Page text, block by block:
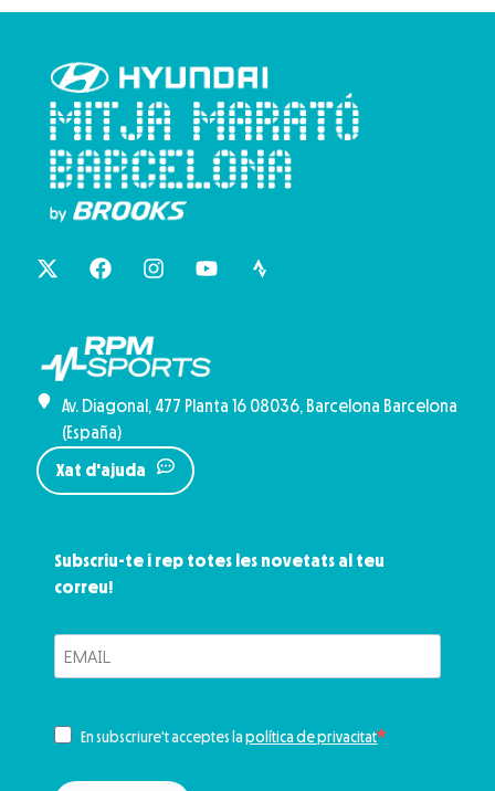
Subscriu-te i rep totes les novetats al teu
correu!
En subscriure't acceptes lapolítica de privacitat
Av. Diagonal, 477 Planta 16 08036, Barcelona Barcelona
(España)
Xat d'ajuda